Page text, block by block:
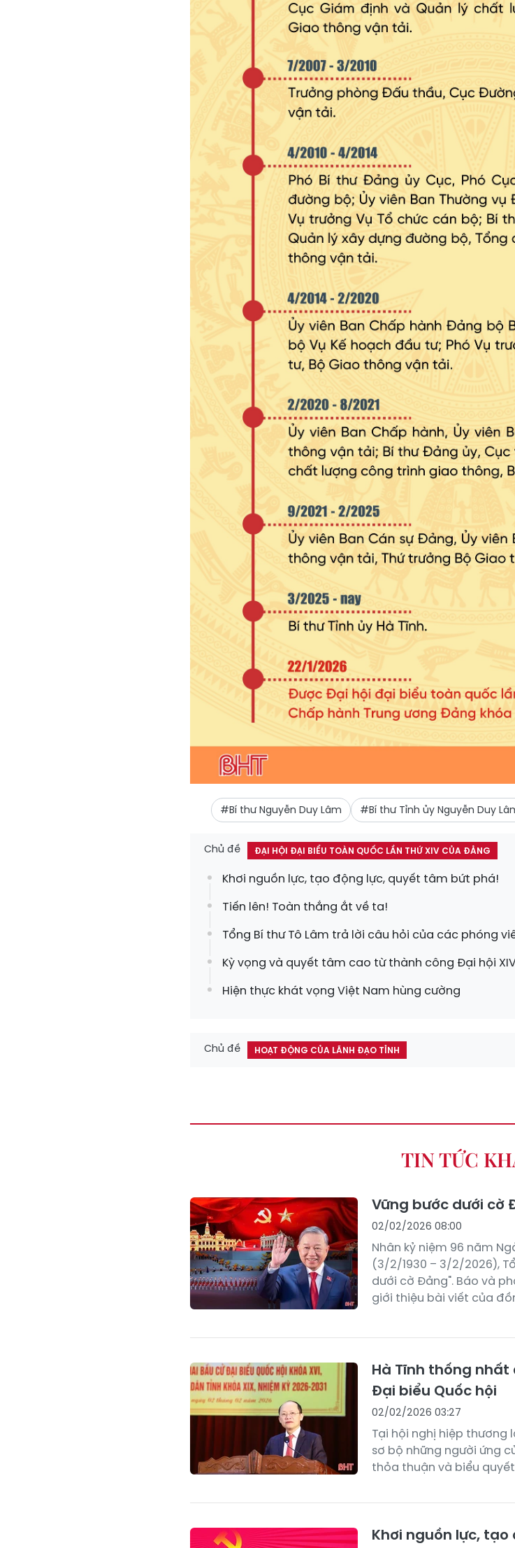
#Bí thư Nguyễn Duy Lâm #Bí thư Tỉnh ủy Nguyễn Duy
Chủ đề ĐẠI HỘI ĐẠI BIỂU TOÀN QUỐC LẦN THỨ XIV CỦA ĐẢNG
Khơi nguồn lực, tạo động lực, quyết tâm bứt phá!
Tiến lên! Toàn thắng ắt về ta!
Tổng Bí thư Tô Lâm trả lời câu hỏi của các phóng
Kỳ vọng và quyết tâm cao từ thành công Đại hội
Hiện thực khát vọng Việt Nam hùng cường
Chủ đề HOẠT ĐỘNG CỦA LÃNH ĐẠO TỈNH
TIN TỨC
Vững bước dưới cờ
02/02/2026 08:00
Nhân kỷ niệm 96 năm
(3/2/1930 – 3/2/2026),
dưới cờ Đảng". Báo và
giới thiệu bài viết của
Hà Tĩnh thống nhất
Đại biểu Quốc hội
02/02/2026 03:27
Tại hội nghị hiệp thương
sơ bộ những người ứng
thỏa thuận và biểu
Khơi nguồn lực,